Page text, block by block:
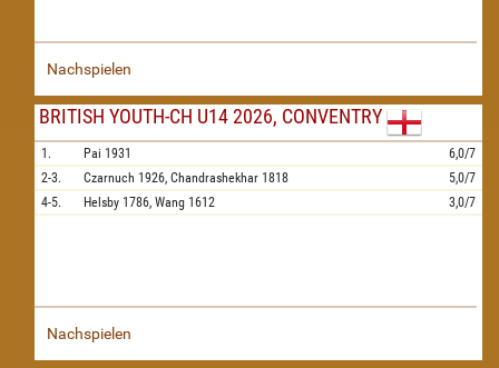
Nachspielen
BRITISH YOUTH-CH U14 2026, CONVENTRY
1. Pai 1931
6,0/7
2-3.
Czarnuch 1926, Chandrashekhar 1818
5,0/7
4-5.
Helsby 1786, Wang 1612 3,0/7
Nachspielen